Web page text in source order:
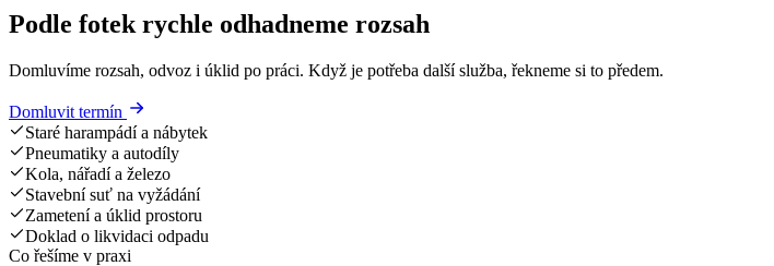
Podle fotek rychle odhadneme rozsah
Domluvíme rozsah, odvoz i úklid po práci. Když je potřeba další služba, řekneme si to předem.
Domluvit termín
Staré harampádí a nábytek
Pneumatiky a autodíly
Kola, nářadí a železo
Stavební suť na vyžádání
Zametení a úklid prostoru
Doklad o likvidaci odpadu
Co řešíme v praxi